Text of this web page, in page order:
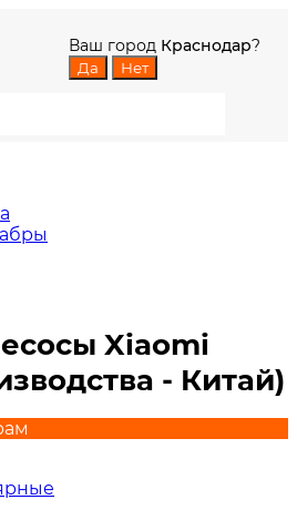
Ваш город Краснодар?
Xiaomi
- Китай)